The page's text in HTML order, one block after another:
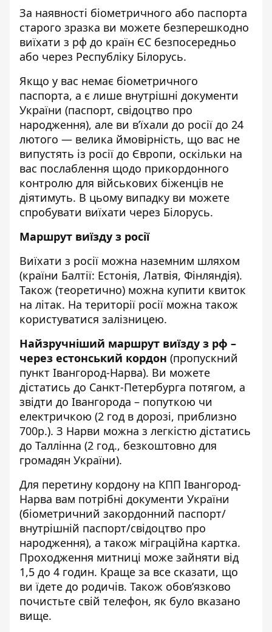
За наявності біометричного або паспорта
старого зразка ви можете безперешкодно
виїхати з рф до країн ЄС безпосередньо
або через Республіку Білорусь.
Якщо у вас немає біометричного
паспорта, а є лише внутрішні документи
України (паспорт, свідоцтво про
народження), але ви в’їхали до росії до 24
лютого — велика ймовірність, що вас не
випустять із росії до Європи, оскільки на
вас послаблення щодо прикордонного
контролю для військових біженців не
діятимуть. В цьому випадку ви можете
спробувати виїхати через Білорусь.
Маршрут виїзду з росії
Виїхати з росії можна наземним шляхом
(країни Балтії: Естонія, Латвія, Фінляндія).
Також (теоретично) можна купити квиток
на літак. На території росії можна також
користуватися залізницею.
Найзручніший маршрут виїзду з рф –
через естонський кордон (пропускний
пункт Івангород-Нарва). Ви можете
дістатись до Санкт-Петербурга потягом, а
звідти до Івангорода – попуткою чи
електричкою (2 год в дорозі, приблизно
700р.). З Нарви можна з легкістю дістатись
до Таллінна (2 год., безкоштовно для
громадян України).
Для перетину кордону на КПП Івангород-
Нарва вам потрібні документи України
(біометричний закордонний паспорт/
внутрішній паспорт/свідоцтво про
народження), а також міграційна картка.
Проходження митниці може зайняти від
1,5 до 4 годин. Краще за все сказати, що
ви їдете до родичів. Також обов’язково
почистьте свій телефон, як було вказано
вище.